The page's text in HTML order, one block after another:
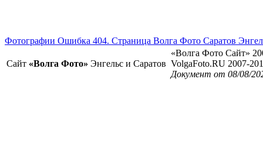
Фотографии Ошибка 404. Страница Волга Фото Саратов
Сайт «Волга Фото» Энгельс и Саратов
«Волга Фото Сайт»
VolgaFoto.RU 2007-
Документ от 08/08/